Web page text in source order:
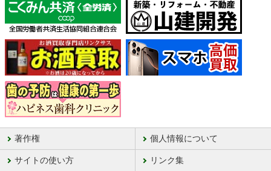
著作権 個人情報について
サイトの使い方 リンク集